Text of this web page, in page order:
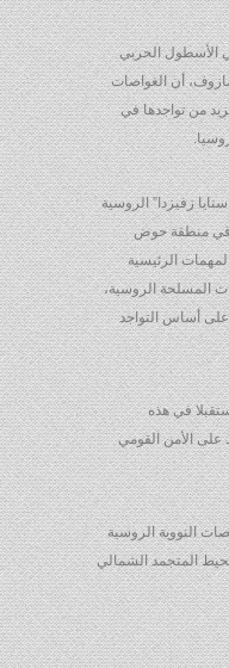
الأسطول الحربي
أن الغواصات
من تواجدها في
زفيزدا” الروسية
في منطقة حوض
الرئيسية
المسلحة الروسية،
أساس التواجد
في هذه
على الأمن القومي
النووية الروسية
المتجمد الشمالي